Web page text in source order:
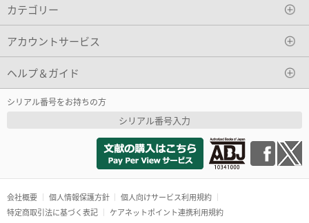
カテゴリー
アカウントサービス
ヘルプ＆ガイド
シリアル番号をお持ちの方
シリアル番号入力
会社概要 個人情報保護方針
個人向けサービス利用規約
特定商取引法に基づく表記
ケアネットポイント連携利用規約